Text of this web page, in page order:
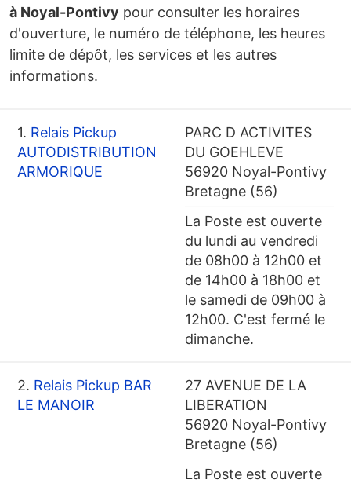
à Noyal-Pontivy pour consulter les horaires
d'ouverture, le numéro de téléphone, les heures
limite de dépôt, les services et les autres
informations.
1. Relais Pickup
AUTODISTRIBUTION
ARMORIQUE
PARC D ACTIVITES
DU GOEHLEVE
56920 Noyal-Pontivy
Bretagne (56)
La Poste est ouverte
du lundi au vendredi
de 08h00 à 12h00 et
de 14h00 à 18h00 et
le samedi de 09h00 à
12h00. C'est fermé le
dimanche.
2. Relais Pickup BAR
LE MANOIR
27 AVENUE DE LA
LIBERATION
56920 Noyal-Pontivy
Bretagne (56)
La Poste est ouverte